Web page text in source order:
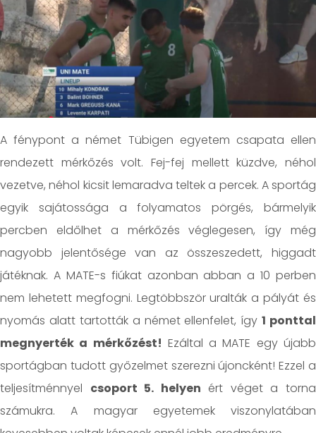
A fénypont a német Tübigen egyetem csapata ellen
rendezett mérkőzés volt. Fej-fej mellett küzdve, néhol
vezetve, néhol kicsit lemaradva teltek a percek. A sportág
egyik sajátossága a folyamatos pörgés, bármelyik
percben eldőlhet a mérkőzés véglegesen, így még
nagyobb jelentősége van az összeszedett, higgadt
játéknak. A MATE-s fiúkat azonban abban a 10 perben
nem lehetett megfogni. Legtöbbször uralták a pályát és
nyomás alatt tartották a német ellenfelet, így1 ponttal
megnyerték a mérkőzést! Ezáltal a MATE egy újabb
sportágban tudott győzelmet szerezni újoncként! Ezzel a
teljesítménnyel csoport 5. helyen ért véget a torna
számukra. A magyar egyetemek viszonylatában